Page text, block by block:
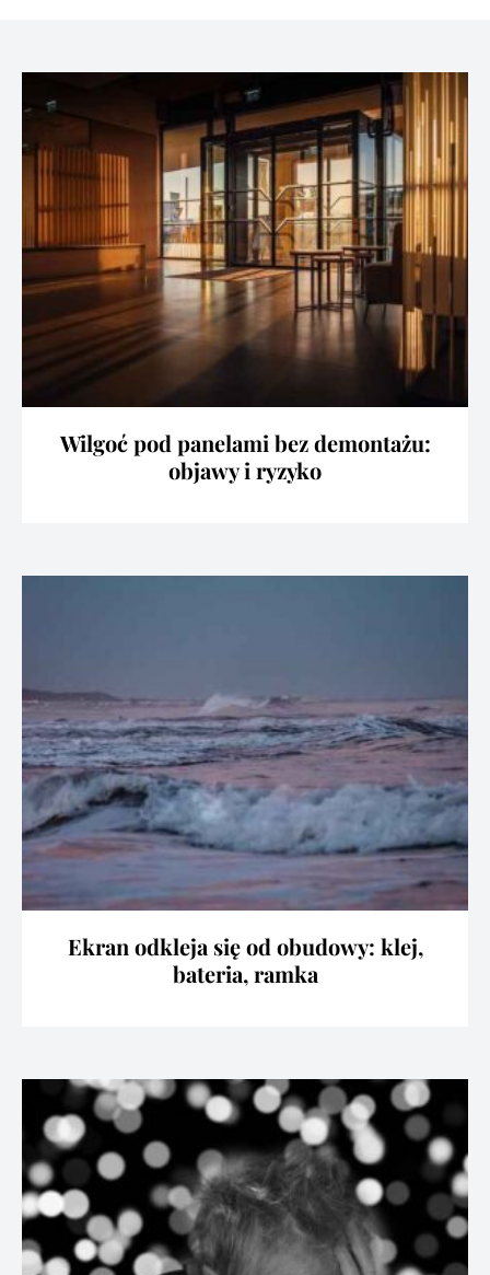
Wilgoć pod panelami bez demontażu:
objawy i ryzyko
Ekran odkleja się od obudowy: klej,
bateria, ramka